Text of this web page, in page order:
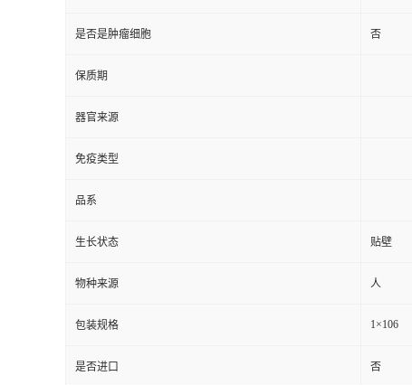
是否是肿瘤细胞 否
保质期
器官来源
免疫类型
品系
生长状态 贴壁
物种来源 人
包装规格 1×106
是否进口 否